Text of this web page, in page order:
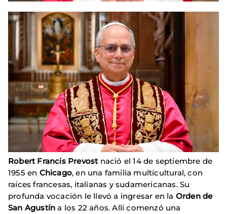
Robert Francis Prevostnació el 14 de septiembre de
1955 en Chicago, en una familia multicultural, con
raíces francesas, italianas y sudamericanas. Su
profunda vocación le llevó a ingresar en la Orden de
San Agustín a los 22 años. Allí comenzó una